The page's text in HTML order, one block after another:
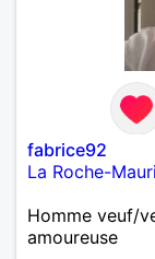
fabrice92
La Roche-
Homme veuf/
amoureuse